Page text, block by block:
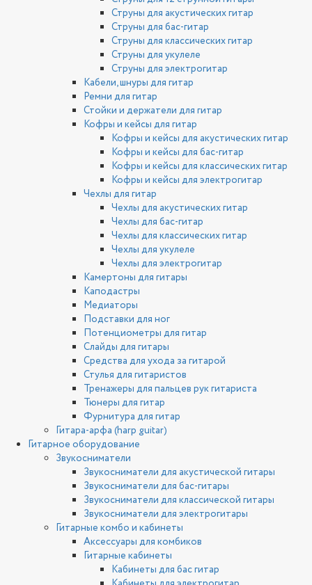
Струны для акустических гитар
Струны для бас-гитар
Струны для классических гитар
Струны для укулеле
Струны для электрогитар
Кабели, шнуры для гитар
Ремни для гитар
Стойки и держатели для гитар
Кофры и кейсы для гитар
Кофры и кейсы для акустических гитар
Кофры и кейсы для бас-гитар
Кофры и кейсы для классических гитар
Кофры и кейсы для электрогитар
Чехлы для гитар
Чехлы для акустических гитар
Чехлы для бас-гитар
Чехлы для классических гитар
Чехлы для укулеле
Чехлы для электрогитар
Камертоны для гитары
Каподастры
Медиаторы
Подставки для ног
Потенциометры для гитар
Слайды для гитары
Средства для ухода за гитарой
Стулья для гитаристов
Тренажеры для пальцев рук гитариста
Тюнеры для гитар
Фурнитура для гитар
Гитара-арфа (harp guitar)
Гитарное оборудование
Звукосниматели
Звукосниматели для акустической гитары
Звукосниматели для бас-гитары
Звукосниматели для классической гитары
Звукосниматели для электрогитары
Гитарные комбо и кабинеты
Аксессуары для комбиков
Гитарные кабинеты
Кабинеты для бас гитар